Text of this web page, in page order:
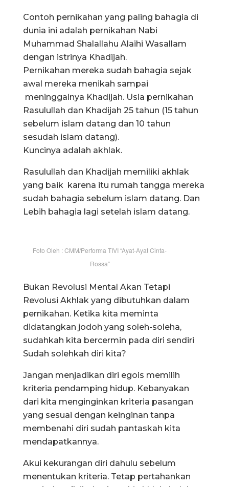
Contoh pernikahan yang paling bahagia di
dunia ini adalah pernikahan Nabi
Muhammad Shalallahu Alaihi Wasallam
dengan istrinya Khadijah.
Pernikahan mereka sudah bahagia sejak
awal mereka menikah sampai
meninggalnya Khadijah. Usia pernikahan
Rasulullah dan Khadijah 25 tahun (15 tahun
sebelum islam datang dan 10 tahun
sesudah islam datang).
Kuncinya adalah akhlak.
Rasulullah dan Khadijah memiliki akhlak
yang baik karena itu rumah tangga mereka
sudah bahagia sebelum islam datang. Dan
Lebih bahagia lagi setelah islam datang.
Foto Oleh : CMM/Performa TIVI “Ayat-Ayat Cinta-
Rossa”
Bukan Revolusi Mental Akan Tetapi
Revolusi Akhlak yang dibutuhkan dalam
pernikahan. Ketika kita meminta
didatangkan jodoh yang soleh-soleha,
sudahkah kita bercermin pada diri sendiri
Sudah solehkah diri kita?
Jangan menjadikan diri egois memilih
kriteria pendamping hidup. Kebanyakan
dari kita menginginkan kriteria pasangan
yang sesuai dengan keinginan tanpa
membenahi diri sudah pantaskah kita
mendapatkannya.
Akui kekurangan diri dahulu sebelum
menentukan kriteria. Tetap pertahankan